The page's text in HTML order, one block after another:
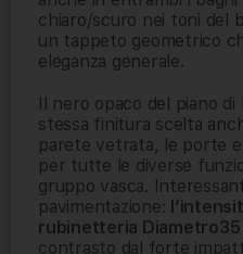
chiaro/scuro nei toni del
un tappeto geometrico
eleganza generale.
Il nero opaco del piano
stessa finitura scelta
parete vetrata, le porte
per tutte le diverse
gruppo vasca.
pavimentazione:
rubinetteria Diametro35
contrasto dal forte